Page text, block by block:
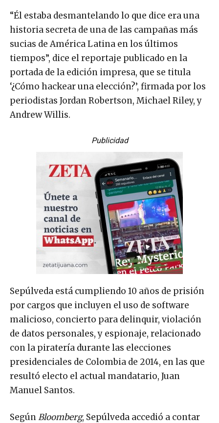
“Él estaba desmantelando lo que dice era una
historia secreta de una de las campañas más
sucias de América Latina en los últimos
tiempos”, dice el reportaje publicado en la
portada de la edición impresa, que se titula
‘¿Cómo hackear una elección?’, firmada por los
periodistas Jordan Robertson, Michael Riley, y
Andrew Willis.
Publicidad
Sepúlveda está cumpliendo 10 años de prisión
por cargos que incluyen el uso de software
malicioso, concierto para delinquir, violación
de datos personales, y espionaje, relacionado
con la piratería durante las elecciones
presidenciales de Colombia de 2014, en las que
resultó electo el actual mandatario, Juan
Manuel Santos.
SegúnBloomberg, Sepúlveda accedió a contar